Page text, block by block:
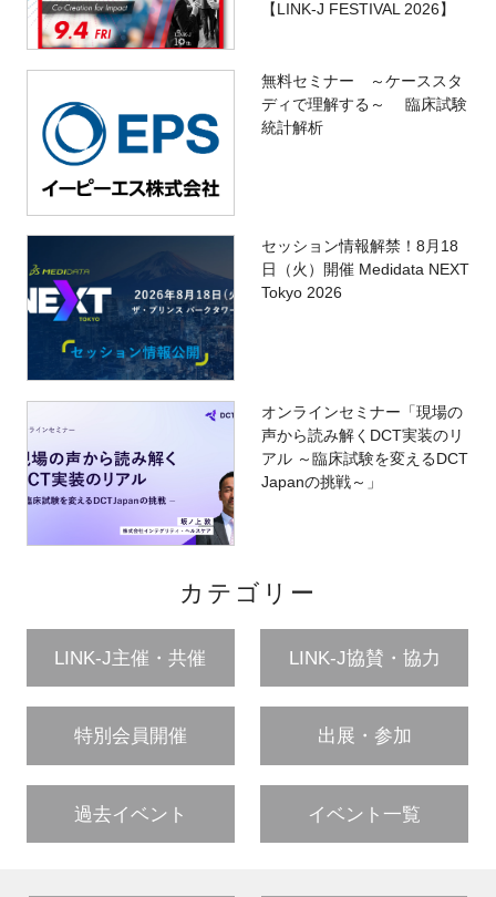
【LINK-J FESTIVAL 2026】
無料セミナー ～ケーススタ
ディで理解する～ 臨床試験
統計解析
セッション情報解禁！8月18
日（火）開催 Medidata NEXT
Tokyo 2026
オンラインセミナー「現場の
声から読み解くDCT実装のリ
アル ～臨床試験を変えるDCT
Japanの挑戦～」
カテゴリー
LINK-J主催・共催 LINK-J協賛・協力
特別会員開催 出展・参加
過去イベント イベント一覧